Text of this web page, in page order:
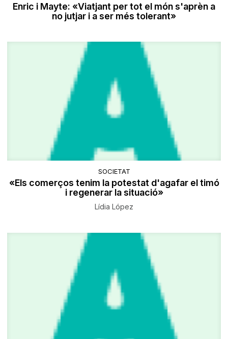
Enric i Mayte: «Viatjant per tot el món s'aprèn a
no jutjar i a ser més tolerant»
SOCIETAT
«Els comerços tenim la potestat d'agafar el timó
i regenerar la situació»
Lídia López